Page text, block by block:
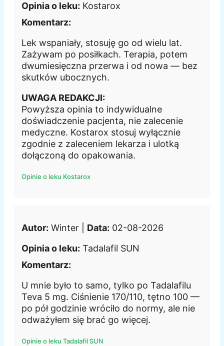
Opinia o leku: Kostarox
Komentarz:
Lek wspaniały, stosuję go od wielu lat.
Zażywam po posiłkach. Terapia, potem
dwumiesięczna przerwa i od nowa — bez
skutków ubocznych.
UWAGA REDAKCJI:
Powyższa opinia to indywidualne
doświadczenie pacjenta, nie zalecenie
medyczne. Kostarox stosuj wyłącznie
zgodnie z zaleceniem lekarza i ulotką
dołączoną do opakowania.
Opinie o leku Kostarox
Autor: Winter | Data: 02-08-2026
Opinia o leku: Tadalafil SUN
Komentarz:
U mnie było to samo, tylko po Tadalafilu
Teva 5 mg. Ciśnienie 170/110, tętno 100 —
po pół godzinie wróciło do normy, ale nie
odważyłem się brać go więcej.
Opinie o leku Tadalafil SUN